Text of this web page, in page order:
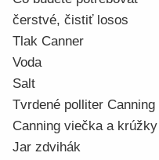
čerstvé, čistiť losos
Tlak Canner
Voda
Salt
Tvrdené polliter Canning
Canning viečka a
Jar zdvihák